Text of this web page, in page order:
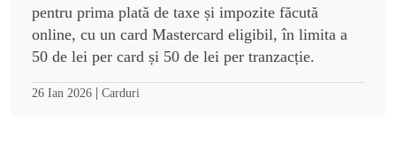
pentru prima plată de taxe și impozite făcută
online, cu un card Mastercard eligibil, în limita a
50 de lei per card și 50 de lei per tranzacție.
26 Ian 2026 | Carduri